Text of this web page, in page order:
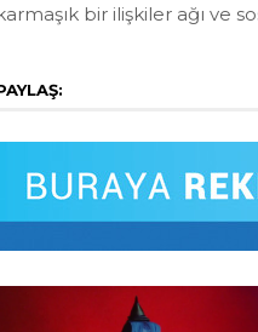
bir ilişkiler ağı ve